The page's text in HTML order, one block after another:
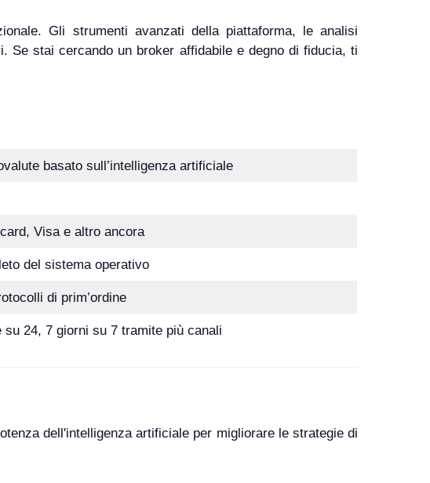
Gli strumenti avanzati della piattaforma, le analisi
Se stai cercando un broker affidabile e degno di fiducia, ti
basato sull’intelligenza artificiale
Visa e altro ancora
del sistema operativo
di prim’ordine
su 24, 7 giorni su 7 tramite più canali
dell'intelligenza artificiale per migliorare le strategie di